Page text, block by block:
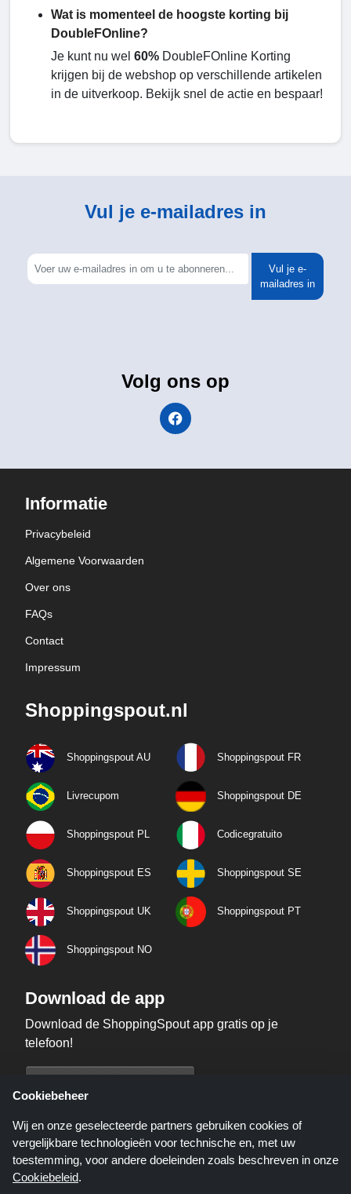
Wat is momenteel de hoogste korting bij
DoubleFOnline?
Je kunt nu wel 60% DoubleFOnline Korting
krijgen bij de webshop op verschillende artikelen
in de uitverkoop. Bekijk snel de actie en bespaar!
Vul je e-mailadres in
Vul je e-
mailadres in
Volg ons op
Informatie
Privacybeleid
Algemene Voorwaarden
Over ons
FAQs
Contact
Impressum
Shoppingspout.nl
Shoppingspout AU Shoppingspout FR
Livrecupom Shoppingspout DE
Shoppingspout PL Codicegratuito
Shoppingspout ES Shoppingspout SE
Shoppingspout UK Shoppingspout PT
Shoppingspout NO
Download de app
Download de ShoppingSpout app gratis op je
telefoon!
Cookiebeheer
Wij en onze geselecteerde partners gebruiken cookies of
vergelijkbare technologieën voor technische en, met uw
toestemming, voor andere doeleinden zoals beschreven in onze
Cookiebeleid.